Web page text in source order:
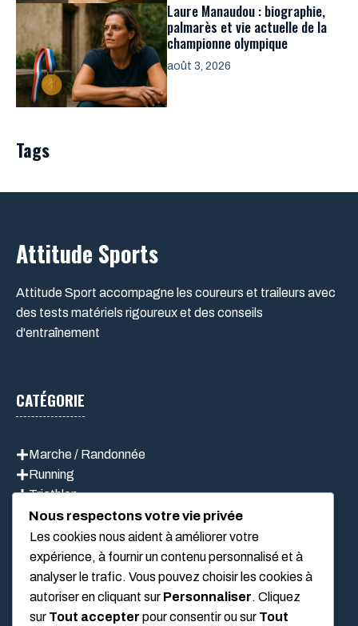
Laure Manaudou : biographie,
palmarès et vie actuelle de la
championne olympique
août 3, 2026
Tags
Attitude Sports
Attitude Sport accompagne les coureurs et traileurs avec
des tests matériels rigoureux et des conseils
d'entraînement
CATÉGORIE
Marche / Randonnée
Running
Triathlon
Vélo
LIEN UTILES
Nous respectons votre vie privée
Les cookies nous aident à améliorer votre
expérience, à fournir un contenu personnalisé et à
analyser le trafic. Vous pouvez choisir les cookies à
autoriser en cliquant sur Personnaliser. Cliquez
sur Tout accepter pour consentir ou sur Tout